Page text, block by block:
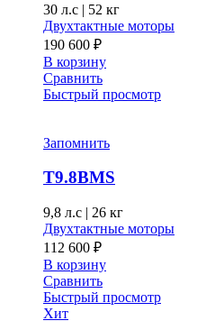
30 л.с | 52 кг
Двухтактные моторы
190 600 ₽
В корзину
Сравнить
Быстрый просмотр
Запомнить
T9.8BMS
9,8 л.с | 26 кг
Двухтактные моторы
112 600 ₽
В корзину
Сравнить
Быстрый просмотр
Хит